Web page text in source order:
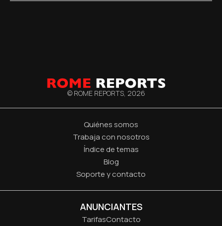
© ROME REPORTS, 2026
Quiénes somos
Trabaja con nosotros
Índice de temas
Blog
Soporte y contacto
ANUNCIANTES
TarifasContacto